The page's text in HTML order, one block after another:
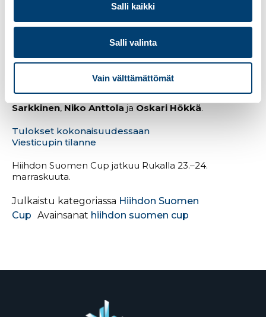
Salli kaikki
Salli valinta
Vain välttämättömät
vastatuuliosuudella. Olin sen jälkeen aika hapoilla.
Iskun olisi voinut säästää myöhemmäksi. Jonin nyt
ProSki Oulu oli kilpailun kolmas ja otti näin ollen myös
Historiallista suoritusta olivat saavuttamassaJoonas
Sarkkinen, Niko Anttola ja Oskari Hökkä.
Tulokset kokonaisuudessaan
Viesticupin tilanne
Hiihdon Suomen Cup jatkuu Rukalla 23.–24.
marraskuuta.
Julkaistu kategoriassa Hiihdon Suomen
Cup Avainsanat hiihdon suomen cup